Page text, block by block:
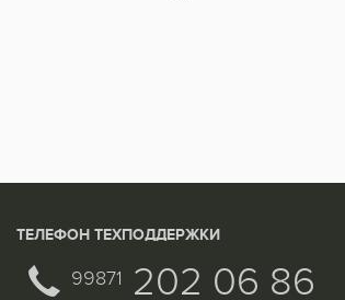
ТЕЛЕФОН ТЕХПОДДЕРЖКИ
99871 202 06 86